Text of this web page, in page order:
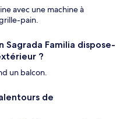
avec une machine à
pain.
Sagrada Familia dispose-
?
un balcon.
de